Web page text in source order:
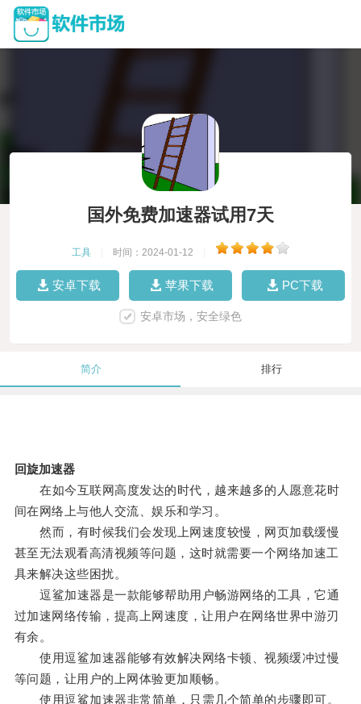
国外免费加速器试用7天
工具 时间：2024-01-12
安卓下载 苹果下载 PC下载
安卓市场，安全绿色
简介 排行
回旋加速器
在如今互联网高度发达的时代，越来越多的人愿意花时
间在网络上与他人交流、娱乐和学习。
然而，有时候我们会发现上网速度较慢，网页加载缓慢
甚至无法观看高清视频等问题，这时就需要一个网络加速工
具来解决这些困扰。
逗鲨加速器是一款能够帮助用户畅游网络的工具，它通
过加速网络传输，提高上网速度，让用户在网络世界中游刃
有余。
使用逗鲨加速器能够有效解决网络卡顿、视频缓冲过慢
等问题，让用户的上网体验更加顺畅。
使用逗鲨加速器非常简单，只需几个简单的步骤即可。